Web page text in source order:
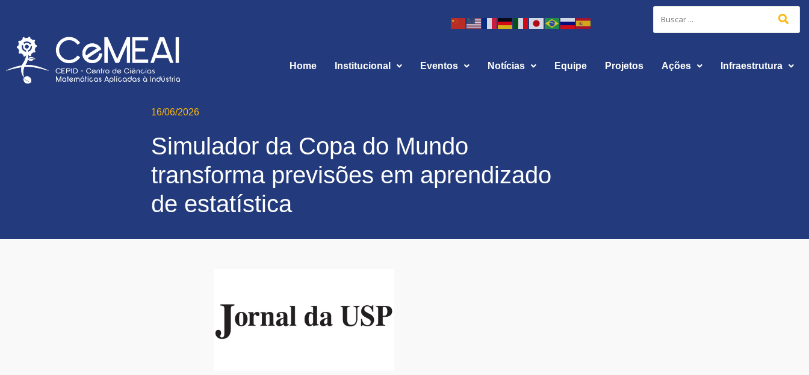
Home Institucional Eventos Notícias Equipe Projetos Ações Infraestrutura
16/06/2026
Simulador da Copa do Mundo
transforma previsões em aprendizado
de estatística